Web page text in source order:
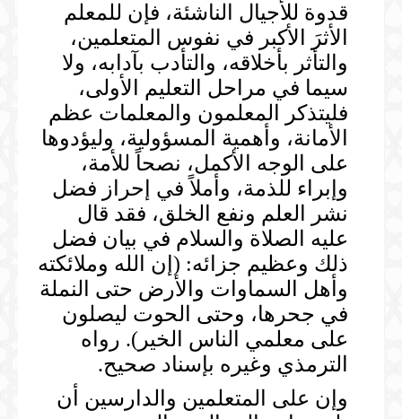
قدوة للأجيال الناشئة، فإن للمعلم
الأثرَ الأكبر في نفوس المتعلمين،
والتأثر بأخلاقه، والتأدب بآدابه، ولا
سيما في مراحل التعليم الأولى،
فليتذكر المعلمون والمعلمات عظم
الأمانة، وأهمية المسؤولية، وليؤدوها
على الوجه الأكمل، نصحاً للأمة،
وإبراء للذمة، وأملاً في إحراز فضل
نشر العلم ونفع الخلق، فقد قال
عليه الصلاة والسلام في بيان فضل
ذلك وعظيم جزائه: (إن الله وملائكته
وأهل السماوات والأرض حتى النملة
في جحرها، وحتى الحوت ليصلون
على معلمي الناس الخير). رواه
الترمذي وغيره بإسناد صحيح.
وإن على المتعلمين والدارسين أن